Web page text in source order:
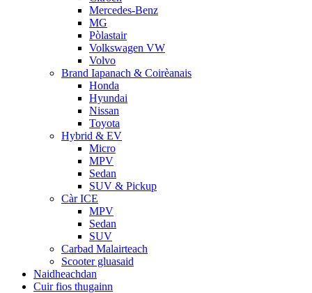
Mercedes-Benz
MG
Pòlastair
Volkswagen VW
Volvo
Brand Iapanach & Coirèanais
Honda
Hyundai
Nissan
Toyota
Hybrid & EV
Micro
MPV
Sedan
SUV & Pickup
Càr ICE
MPV
Sedan
SUV
Carbad Malairteach
Scooter gluasaid
Naidheachdan
Cuir fios thugainn